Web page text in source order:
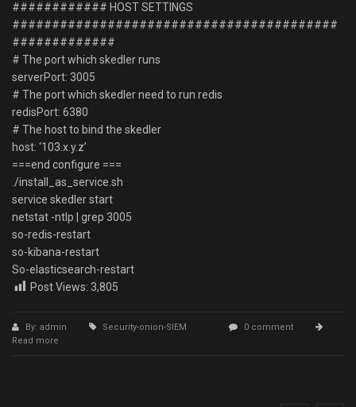
############ HOST SETTINGS
#########################################
#############
# The port which skedler runs
serverPort: 3005
# The port which skedler need to run redis
redisPort: 6380
# The host to bind the skedler
host: ‘103.x.y.z’
===end configure ===
./install_as_service.sh
service skedler start
netstat -ntlp | grep 3005
so-redis-restart
so-kibana-restart
So-elasticsearch-restart
Post Views: 3,805
By: admin Security-onion-SIEM
0 comment
Read more